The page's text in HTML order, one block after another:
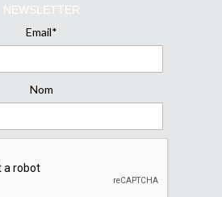
NEWSLETTER
Email*
Nom